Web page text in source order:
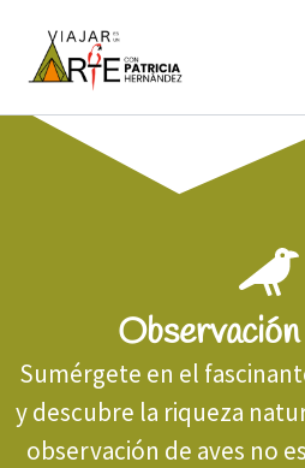
contenido
Sumérgete en el
y descubre la riqueza
observación de aves no